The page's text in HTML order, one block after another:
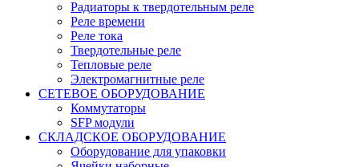
Радиаторы к твердотельным реле
Реле времени
Реле тока
Твердотельные реле
Тепловые реле
Электромагнитные реле
СЕТЕВОЕ ОБОРУДОВАНИЕ
Коммутаторы
SFP модули
СКЛАДСКОЕ ОБОРУДОВАНИЕ
Оборудование для упаковки